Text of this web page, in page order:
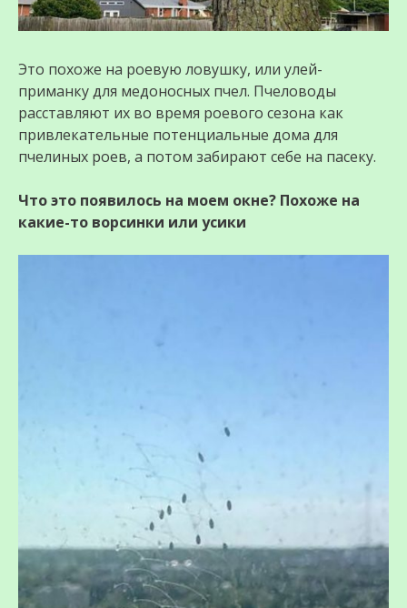
Это похоже на роевую ловушку, или улей-
приманку для медоносных пчел. Пчеловоды
расставляют их во время роевого сезона как
привлекательные потенциальные дома для
пчелиных роев, а потом забирают себе на пасеку.
Что это появилось на моем окне? Похоже на
какие-то ворсинки или усики